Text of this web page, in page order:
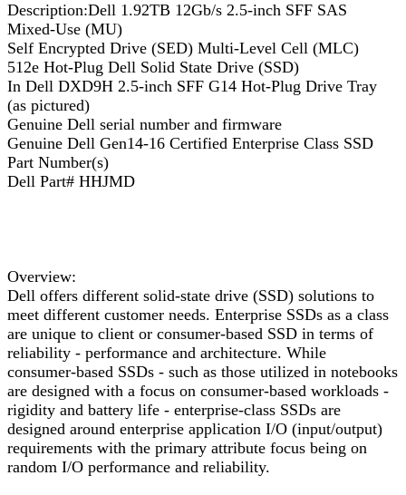
Description:Dell 1.92TB 12Gb/s 2.5-inch SFF SAS
Mixed-Use (MU)
Self Encrypted Drive (SED) Multi-Level Cell (MLC)
512e Hot-Plug Dell Solid State Drive (SSD)
In Dell DXD9H 2.5-inch SFF G14 Hot-Plug Drive Tray
(as pictured)
Genuine Dell serial number and firmware
Genuine Dell Gen14-16 Certified Enterprise Class SSD
Part Number(s)
Dell Part# HHJMD
Overview:
Dell offers different solid-state drive (SSD) solutions to
meet different customer needs. Enterprise SSDs as a class
are unique to client or consumer-based SSD in terms of
reliability - performance and architecture. While
consumer-based SSDs - such as those utilized in notebooks
are designed with a focus on consumer-based workloads -
rigidity and battery life - enterprise-class SSDs are
designed around enterprise application I/O (input/output)
requirements with the primary attribute focus being on
random I/O performance and reliability.